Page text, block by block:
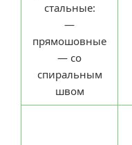
стальные:
—
прямошовные
— со
спиральным
швом